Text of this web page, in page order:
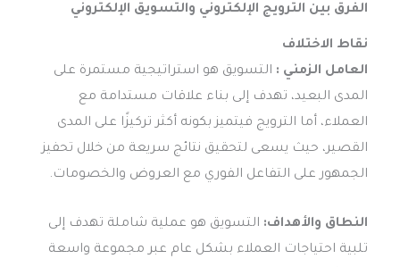
الفرق بين الترويج الإلكتروني والتسويق الإلكتروني
نقاط الاختلاف
العامل الزمني : التسويق هو استراتيجية مستمرة على
المدى البعيد، تهدف إلى بناء علاقات مستدامة مع
العملاء، أما الترويج فيتميز بكونه أكثر تركيزًا على المدى
القصير، حيث يسعى لتحقيق نتائج سريعة من خلال تحفيز
الجمهور على التفاعل الفوري مع العروض والخصومات.
النطاق والأهداف: التسويق هو عملية شاملة تهدف إلى
تلبية احتياجات العملاء بشكل عام عبر مجموعة واسعة